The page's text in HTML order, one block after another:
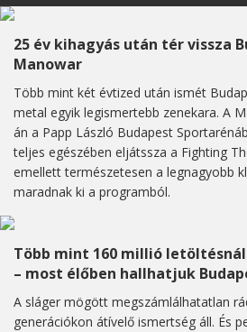
25 év kihagyás után tér vissza
Manowar
Több mint két évtized után ismét
metal egyik legismertebb zenekara. A
án a Papp László Budapest
teljes egészében eljátssza a Fighting
emellett természetesen a legnagyobb
maradnak ki a programból.
Több mint 160 millió
– most élőben hallhatjuk
A sláger mögött megszámlálhatatlan
generációkon átívelő ismertség áll. És